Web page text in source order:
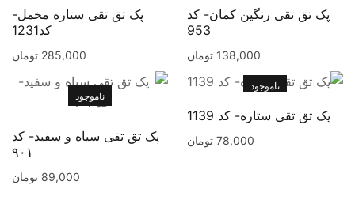
پک تق تقی رنگین کمان- کد
953
138,000 تومان
پک تق تقی ستاره مخمل-
کد1231
285,000 تومان
ناموجود
پک تق تقی ستاره- کد 1139
78,000 تومان
ناموجود
پک تق تقی سیاه و سفید- کد
۹۰۱
89,000 تومان